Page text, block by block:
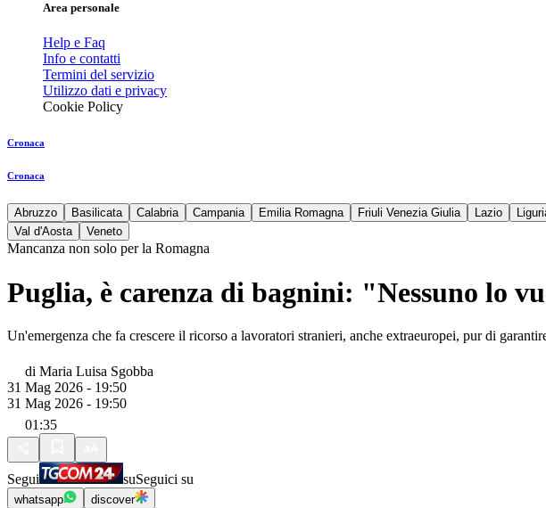
Area personale
Help e Faq
Info e contatti
Termini del servizio
Utilizzo dati e privacy
Cookie Policy
Cronaca
Cronaca
Abruzzo Basilicata Calabria Campania Emilia Romagna Friuli Venezia Giulia Lazio
Val d'Aosta
Veneto
Mancanza non solo per la Romagna
Puglia, è carenza di bagnini: "Nessuno lo
Un'emergenza che fa crescere il ricorso a lavoratori stranieri, anche extraeuropei, pur di
di Maria Luisa Sgobba
31 Mag 2026 - 19:50
31 Mag 2026 - 19:50
01:35
Segui suSeguici su
whatsapp discover